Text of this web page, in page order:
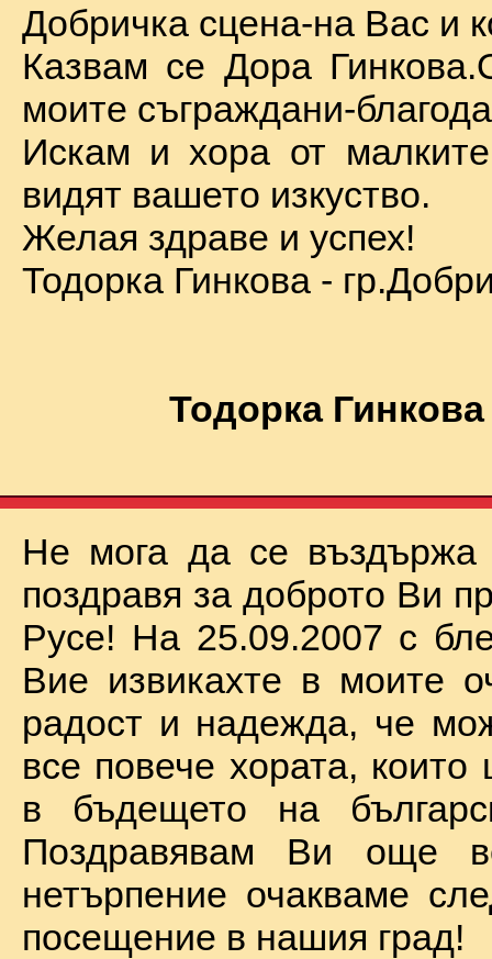
Добричка сцена-на Вас и
Казвам се Дора
моите съграждани-
Искам и хора от
видят вашето изкуство.
Желая здраве и успех!
Тодорка Гинкова -
Тодорка
Не мога да се
поздравя за доброто Ви
Русе! На 25.09.2007 с
Вие извикахте в моите
радост и надежда, че
все повече хората, които
в бъдещето на
Поздравявам Ви още
нетърпение очакваме
посещение в нашия град!